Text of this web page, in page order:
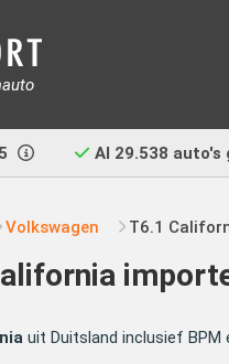
Al 29.538 auto's
Volkswagen T6.1
uit Duitsland inclusief BPM